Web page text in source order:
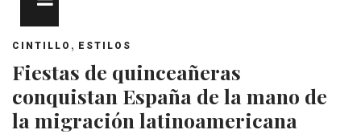
CINTILLO , ESTILOS
Fiestas de quinceañeras
conquistan España de la mano de
la migración latinoamericana